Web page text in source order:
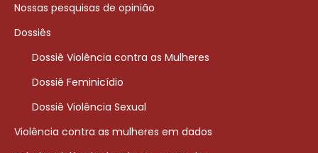
Nossas pesquisas de opinião
Dossiês
Dossiê Violência contra as Mulheres
Dossiê Feminicídio
Dossiê Violência Sexual
Violência contra as mulheres em dados